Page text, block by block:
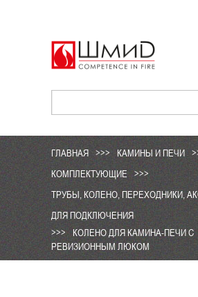
ГЛАВНАЯ >>> КАМИНЫ И ПЕЧИ
КОМПЛЕКТУЮЩИЕ
>>>
ТРУБЫ, КОЛЕНО, ПЕРЕХОДНИКИ,
ДЛЯ ПОДКЛЮЧЕНИЯ
>>>
КОЛЕНО ДЛЯ КАМИНА-ПЕЧИ С
РЕВИЗИОННЫМ ЛЮКОМ